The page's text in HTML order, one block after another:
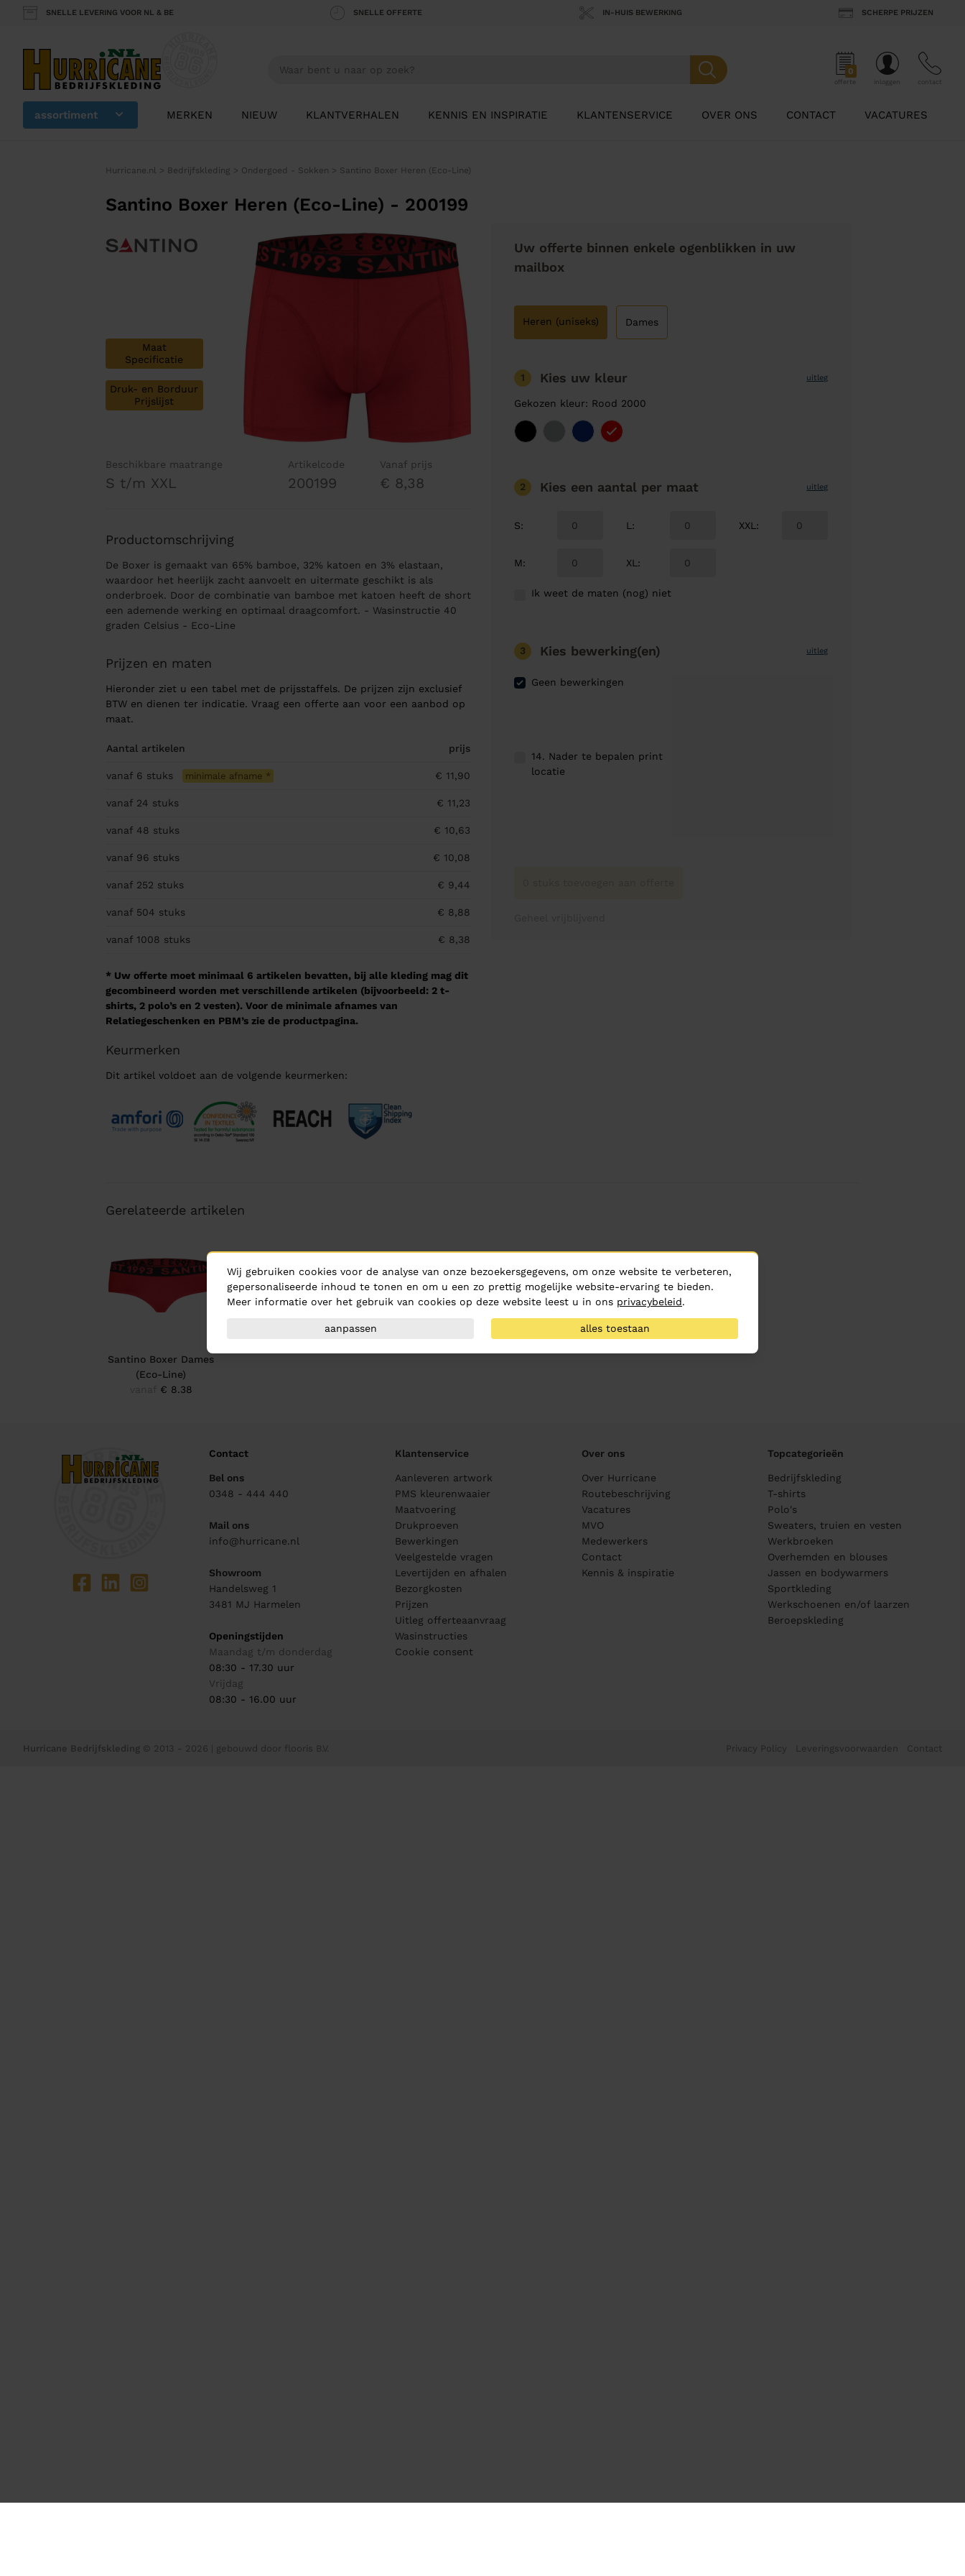
SNELLE LEVERING VOOR NL & BE SNELLE OFFERTE IN-HUIS BEWERKING SCHERPE PRIJZEN
0
offerte inloggen contact
assortiment MERKEN NIEUW KLANTVERHALEN KENNIS EN INSPIRATIE KLANTENSERVICE OVER ONS CONTACT VACATURES
Hurricane.nl > Bedrijfskleding > Ondergoed - Sokken > Santino Boxer Heren (Eco-Line)
Santino Boxer Heren (Eco-Line) - 200199
Maat
Specificatie
Druk- en Borduur
Prijslijst
Beschikbare maatrange
S t/m XXL
Artikelcode
200199
Vanaf prijs
€ 8,38
Productomschrijving
De Boxer is gemaakt van 65% bamboe, 32% katoen en 3% elastaan,
waardoor het heerlijk zacht aanvoelt en uitermate geschikt is als
onderbroek. Door de combinatie van bamboe met katoen heeft de short
een ademende werking en optimaal draagcomfort. - Wasinstructie 40
graden Celsius - Eco-Line
Prijzen en maten
Hieronder ziet u een tabel met de prijsstaffels. De prijzen zijn exclusief
BTW en dienen ter indicatie. Vraag een offerte aan voor een aanbod op
maat.
Aantal artikelen prijs
vanaf 6 stuks minimale afname * € 11,90
vanaf 24 stuks € 11,23
vanaf 48 stuks € 10,63
vanaf 96 stuks € 10,08
vanaf 252 stuks € 9,44
vanaf 504 stuks € 8,88
vanaf 1008 stuks € 8,38
* Uw offerte moet minimaal 6 artikelen bevatten, bij alle kleding mag dit
gecombineerd worden met verschillende artikelen (bijvoorbeeld: 2 t-
shirts, 2 polo’s en 2 vesten). Voor de minimale afnames van
Relatiegeschenken en PBM’s zie de productpagina.
Keurmerken
Dit artikel voldoet aan de volgende keurmerken:
Uw offerte binnen enkele ogenblikken in uw
mailbox
Heren (uniseks) Dames
1 Kies uw kleur uitleg
Gekozen kleur: Rood 2000
2 Kies een aantal per maat uitleg
S:
M:
L :
XL :
XXL :
Ik weet de maten (nog) niet
3 Kies bewerking(en) uitleg
Geen bewerkingen
14. Nader te bepalen print
locatie
Gerelateerde artikelen
Santino Boxer Dames
(Eco-Line)
€ 8.38
Contact
Bel ons
0348 - 444 440
Mail ons
info@hurricane.nl
Showroom
Handelsweg 1
3481 MJ Harmelen
Openingstijden
Maandag t/m donderdag
08:30 - 17.30 uur
Vrijdag
08:30 - 16.00 uur
Klantenservice
Aanleveren artwork
PMS kleurenwaaier
Maatvoering
Drukproeven
Bewerkingen
Veelgestelde vragen
Levertijden en afhalen
Bezorgkosten
Prijzen
Uitleg offerteaanvraag
Wasinstructies
Cookie consent
Over ons
Over Hurricane
Routebeschrijving
Vacatures
MVO
Medewerkers
Contact
Kennis & inspiratie
Topcategorieën
Bedrijfskleding
T-shirts
Polo's
Sweaters, truien en vesten
Werkbroeken
Overhemden en blouses
Jassen en bodywarmers
Sportkleding
Werkschoenen en/of laarzen
Beroepskleding
Hurricane Bedrijfskleding © 2013 - 2026 | gebouwd door flooris B.V. Privacy Policy Leveringsvoorwaarden Contact
Wij gebruiken cookies voor de analyse van onze bezoekersgegevens, om onze website te verbeteren,
gepersonaliseerde inhoud te tonen en om u een zo prettig mogelijke website-ervaring te bieden.
Meer informatie over het gebruik van cookies op deze website leest u in ons privacybeleid.
aanpassen alles toestaan